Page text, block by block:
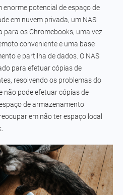
enorme potencial de espaço de
em nuvem privada, um NAS
para os Chromebooks, uma vez
conveniente e uma base
e partilha de dados. O NAS
para efetuar cópias de
resolvendo os problemas do
não pode efetuar cópias de
de armazenamento
em não ter espaço local